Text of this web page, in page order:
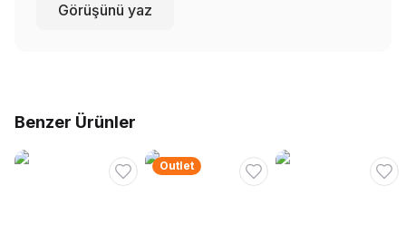
Görüşünü yaz
Benzer Ürünler
Outlet